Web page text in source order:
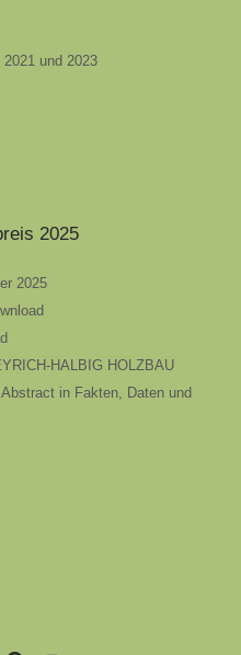
und 2023
2025
2025
HALBIG HOLZBAU
in Fakten, Daten und